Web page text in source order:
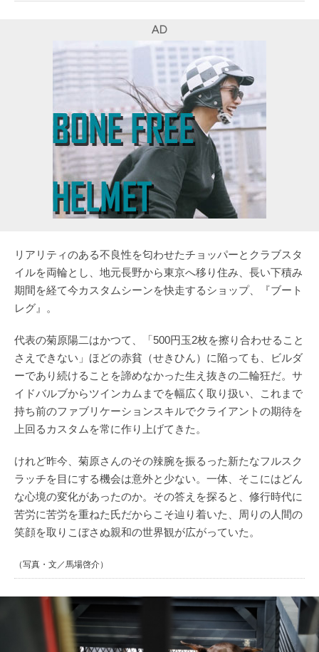
AD
リアリティのある不良性を匂わせたチョッパーとクラブスタ
イルを両輪とし、地元長野から東京へ移り住み、長い下積み
期間を経て今カスタムシーンを快走するショップ、『ブート
レグ』。
代表の菊原陽二はかつて、「500円玉2枚を擦り合わせること
さえできない」ほどの赤貧（せきひん）に陥っても、ビルダ
ーであり続けることを諦めなかった生え抜きの二輪狂だ。サ
イドバルブからツインカムまでを幅広く取り扱い、これまで
持ち前のファブリケーションスキルでクライアントの期待を
上回るカスタムを常に作り上げてきた。
けれど昨今、菊原さんのその辣腕を振るった新たなフルスク
ラッチを目にする機会は意外と少ない。一体、そこにはどん
な心境の変化があったのか。その答えを探ると、修行時代に
苦労に苦労を重ねた氏だからこそ辿り着いた、周りの人間の
笑顔を取りこぼさぬ親和の世界観が広がっていた。
（写真・文／馬場啓介）